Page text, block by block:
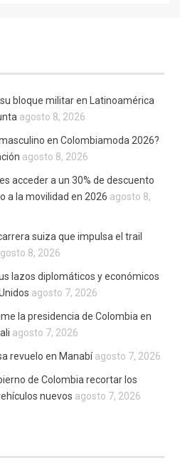
bloque militar en Latinoamérica
agosto 8, 2026
en Colombiamoda 2026?
agosto 8, 2026
acceder a un 30% de descuento
a la movilidad en 2026 agosto 8,
suiza que impulsa el trail
8, 2026
lazos diplomáticos y económicos
agosto 7, 2026
la presidencia de Colombia en
agosto 7, 2026
revuelo en Manabí agosto 7, 2026
de Colombia recortar los
nuevos agosto 7, 2026